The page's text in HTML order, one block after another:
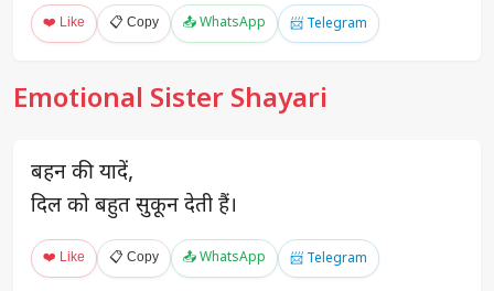
❤️ Like 📋 Copy 📤 WhatsApp 📨 Telegram
Emotional Sister Shayari
बहन की यादें,
दिल को बहुत सुकून देती हैं।
❤️ Like 📋 Copy 📤 WhatsApp 📨 Telegram